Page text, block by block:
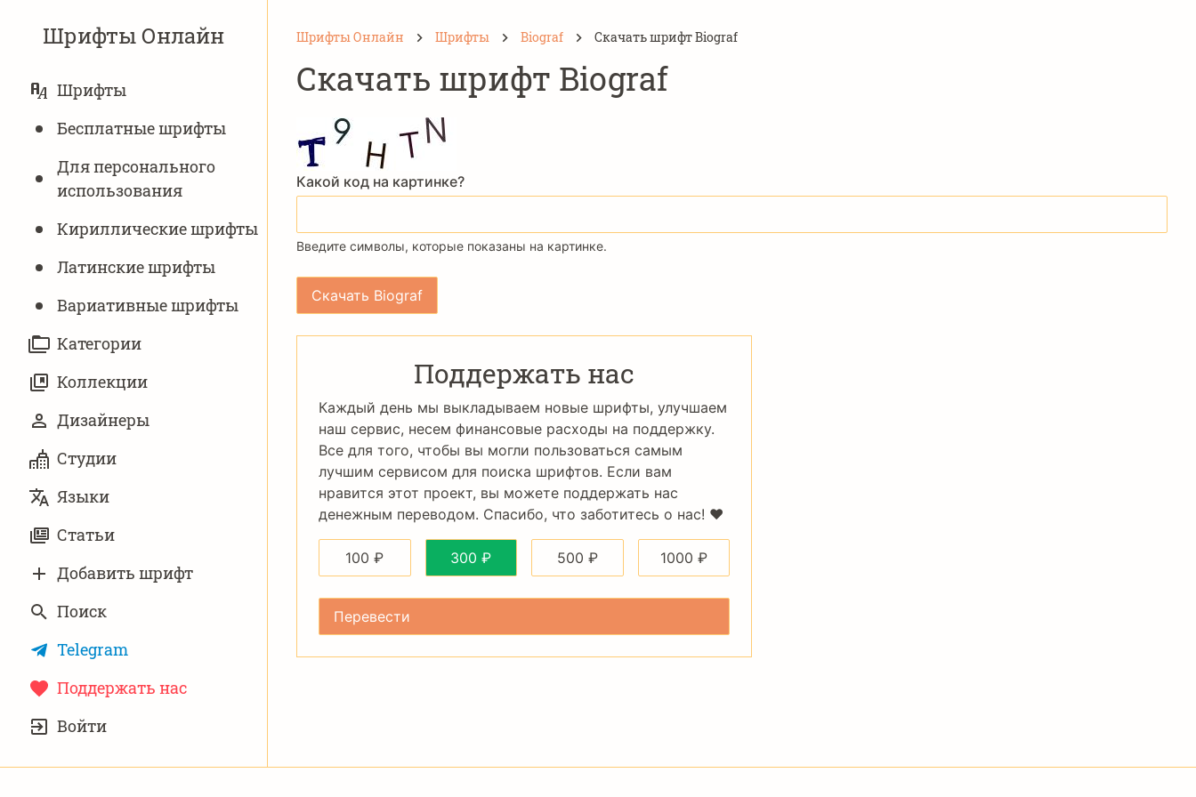
Шрифты Онлайн
НАВИГАЦИЯ
Шрифты
Бесплатные шрифты
Для персонального
использования
Кириллические шрифты
Латинские шрифты
Вариативныe шрифты
Категории
Коллекции
Дизайнеры
Студии
Языки
Статьи
Добавить шрифт
Поиск
Telegram
Поддержать нас
ЗАПИСЬ
Войти
Шрифты Онлайн Шрифты Biograf Скачать шрифт Biograf
Скачать шрифт Biograf
Какой код на картинке?
Введите символы, которые показаны на картинке.
Поддержать нас
Каждый день мы выкладываем новые шрифты, улучшаем
наш сервис, несем финансовые расходы на поддержку.
Все для того, чтобы вы могли пользоваться самым
лучшим сервисом для поиска шрифтов. Если вам
нравится этот проект, вы можете поддержать нас
денежным переводом. Спасибо, что заботитесь о нас! ❤️
100 ₽ 300 ₽ 500 ₽ 1000 ₽